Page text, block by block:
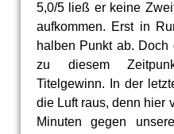
5,0/5 ließ er keine
aufkommen. Erst in
halben Punkt ab.
zu diesem
Titelgewinn. In der
die Luft raus, denn hier
Minuten gegen